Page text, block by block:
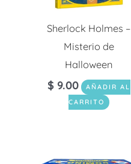
Sherlock Holmes –
Misterio de
Halloween
$ 9.00
AÑADIR AL
CARRITO